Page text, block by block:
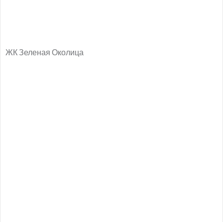
ЖК Зеленая Околица